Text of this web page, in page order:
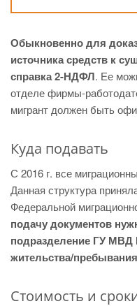
Обыкновенно для
источника средств к
справка 2-НДФЛ. Ее
отделе фирмы-
мигрант должен быть
Куда подавать
С 2016 г. все
Данная структура
Федеральной
подачу документов
подразделение ГУ МВД
жительства/
Стоимость и